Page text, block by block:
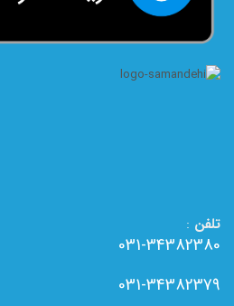
تلفن :
031-34382380
031-34382379